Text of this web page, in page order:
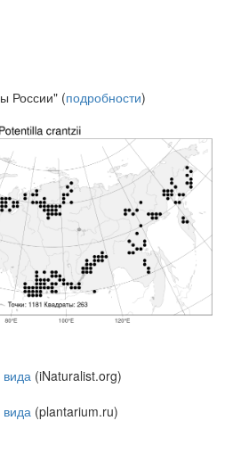
России" (подробности)
вида (iNaturalist.org)
вида (plantarium.ru)